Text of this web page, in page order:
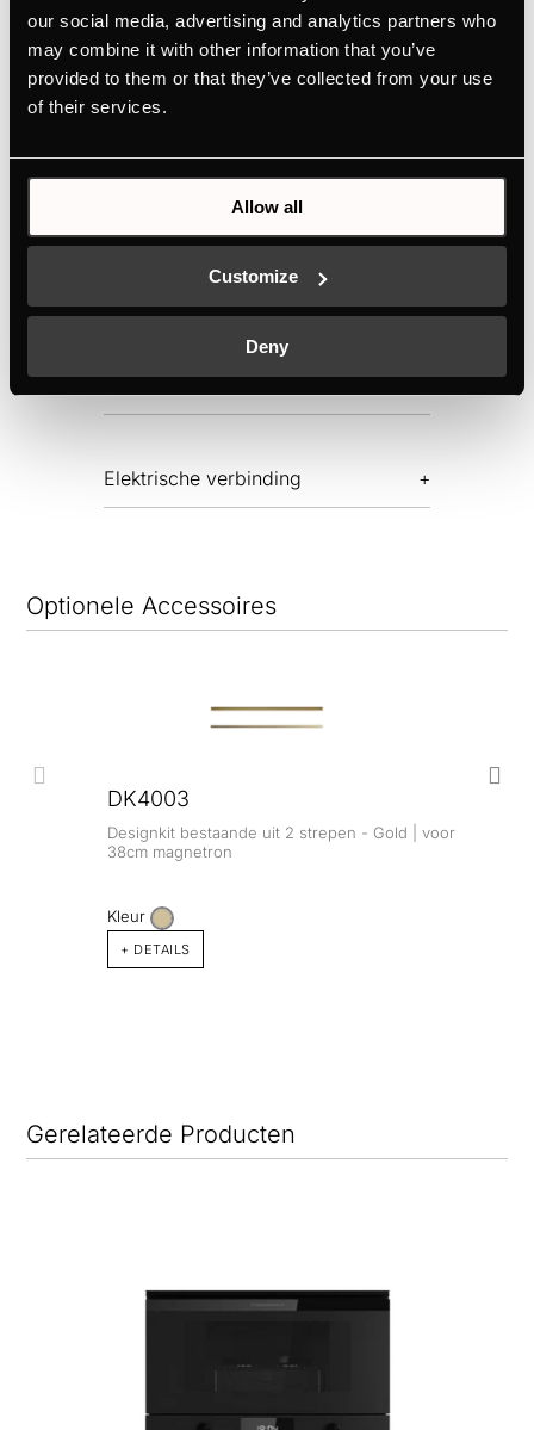
our social media, advertising and analytics partners who
may combine it with other information that you’ve
provided to them or that they’ve collected from your use
of their services.
Allow all
Customize
Deny
automatische programma's
PRODUCTKAART
TECHNISCHE TEKENING
Dimensies
Elektrische verbinding
Optionele Accessoires
DK4003
Designkit bestaande uit 2 strepen - Gold | voor
38cm magnetron
Kleur
+ DETAILS
Gerelateerde Producten